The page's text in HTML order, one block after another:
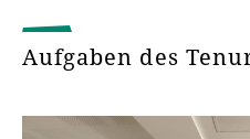
Aufgaben des